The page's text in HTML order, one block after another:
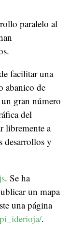
paralelo al
facilitar una
abanico de
gran número
del
libremente a
desarrollos y
. Se ha
un mapa
una página
.